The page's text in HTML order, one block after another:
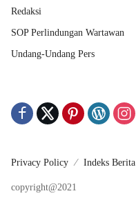
Redaksi
SOP Perlindungan Wartawan
Undang-Undang Pers
Privacy Policy Indeks Berita
copyright@2021